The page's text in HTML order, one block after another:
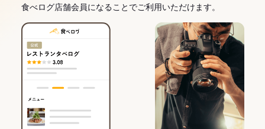
食べログ店舗会員になることでご利用いただけます。